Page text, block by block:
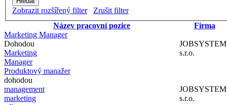
Zobrazit rozšířený filter
Zrušit filter
Název pracovní pozice
Firma
Marketing Manager
Dohodou
Marketing
Manager
JOBSYSTEM
s.r.o.
Produktový manažer
dohodou
management
marketing
JOBSYSTEM
s.r.o.